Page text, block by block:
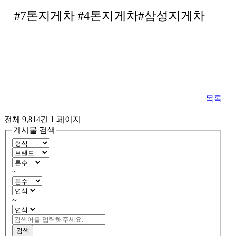
#7톤지게차 #4톤지게차#삼성지게차
목록
전체 9,814건 1 페이지
게시물 검색
~
~
검색